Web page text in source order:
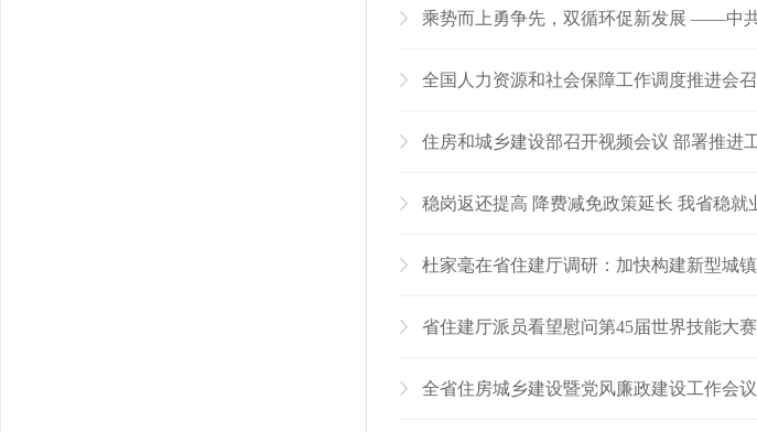
乘势而上勇争先，双循环促新发展 ——中
全国人力资源和社会保障工作调度推进会
住房和城乡建设部召开视频会议 部署推进
稳岗返还提高 降费减免政策延长 我省稳就
杜家毫在省住建厅调研：加快构建新型城
省住建厅派员看望慰问第45届世界技能大
全省住房城乡建设暨党风廉政建设工作会